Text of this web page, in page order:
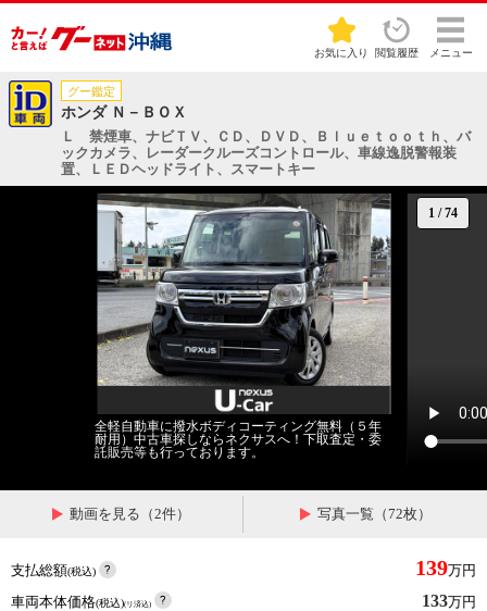
お気に入り 閲覧履歴 メニュー
グー鑑定
ホンダ Ｎ－ＢＯＸ
Ｌ 禁煙車、ナビＴＶ、ＣＤ、ＤＶＤ、Ｂｌｕｅｔｏｏｔｈ、バ
ックカメラ、レーダークルーズコントロール、車線逸脱警報装
置、ＬＥＤヘッドライト、スマートキー
1 /74
全軽自動車に撥水ボディコーティング無料（５年
耐用）中古車探しならネクサスへ！下取査定・委
託販売等も行っております。
動画を見る（2件） 写真一覧（72枚）
支払総額(税込) 139万円
車両本体価格(税込)(リ済込) 133万円